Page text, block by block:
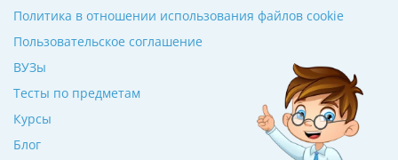
ВУЗы
Тесты по предметам
Курсы
Блог
Политика в отношении использования файлов cookie
Пользовательское соглашение